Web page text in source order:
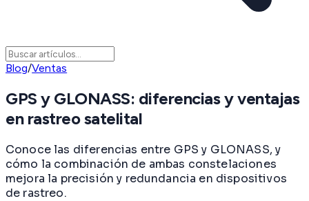
Blog/Ventas
GPS y GLONASS: diferencias y ventajas
en rastreo satelital
Conoce las diferencias entre GPS y GLONASS, y
cómo la combinación de ambas constelaciones
mejora la precisión y redundancia en dispositivos
de rastreo.